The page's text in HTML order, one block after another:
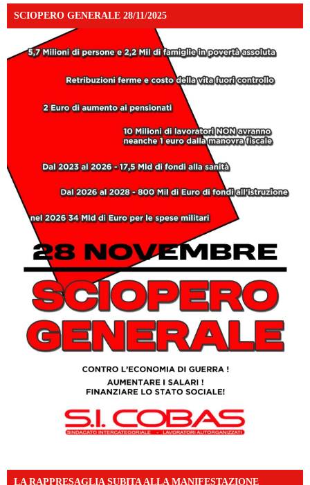
SCIOPERO GENERALE 28/11/2025
LA RAPPRESAGLIA SUBITA ALLA MANIFESTAZIONE